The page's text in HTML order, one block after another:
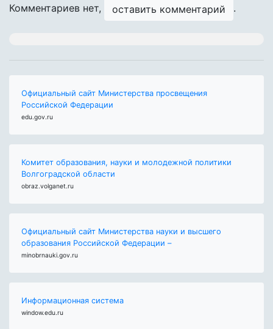
Комментариев нет, оставить комментарий .
Официальный сайт Министерства просвещения
Российской Федерации
edu.gov.ru
Комитет образования, науки и молодежной политики
Волгоградской области
obraz.volganet.ru
Официальный сайт Министерства науки и высшего
образования Российской Федерации –
minobrnauki.gov.ru
Информационная система
window.edu.ru